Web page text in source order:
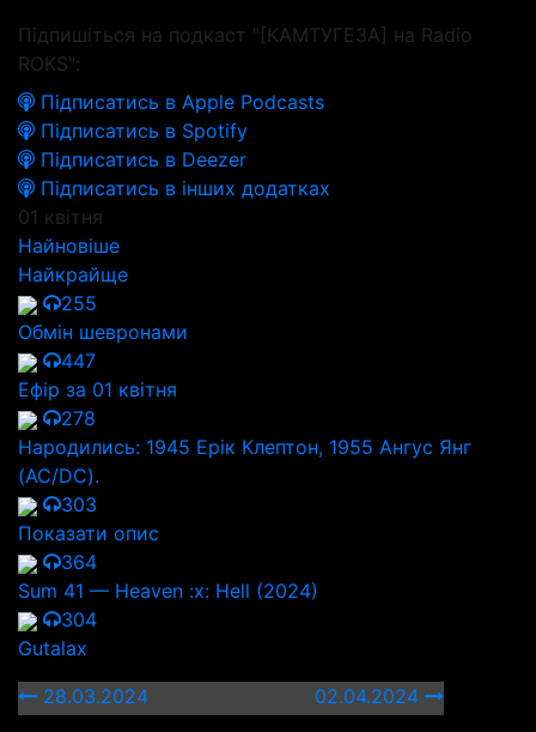
Підпишіться на подкаст "[КАМТУГЕЗА] на Radio
ROKS":
Підписатись в Apple Podcasts
Підписатись в Spotify
Підписатись в Deezer
Підписатись в інших додатках
01 квітня
Найновіше
Найкрайще
255
Обмін шевронами
447
Ефір за 01 квітня
278
Народились: 1945 Ерік Клептон, 1955 Ангус Янг
(AC/DC).
303
Показати опис
364
Sum 41 — Heaven :x: Hell (2024)
304
Gutalax
28.03.2024
02.04.2024